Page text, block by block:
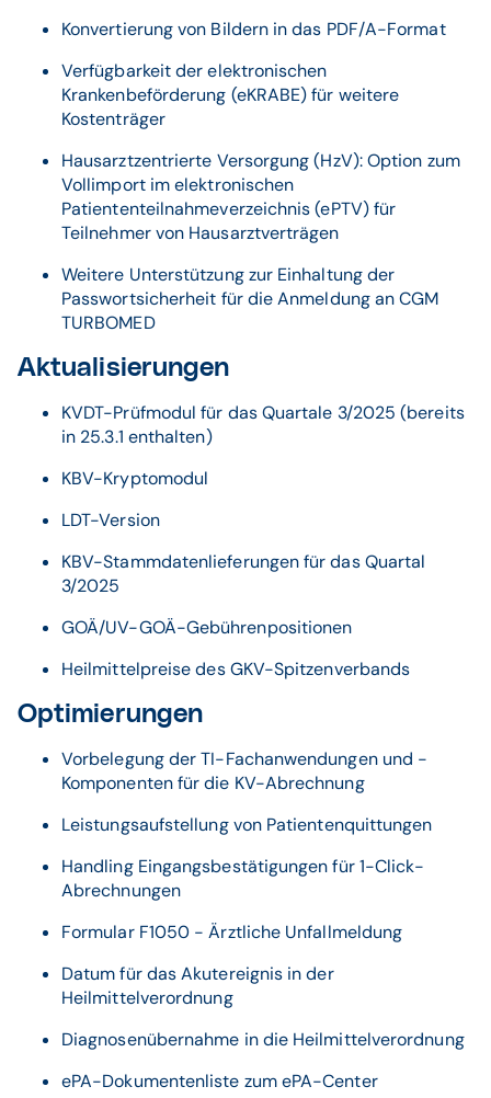
Konvertierung von Bildern in das PDF/A-Format
Verfügbarkeit der elektronischen
Krankenbeförderung (eKRABE) für weitere
Kostenträger
Hausarztzentrierte Versorgung (HzV): Option zum
Vollimport im elektronischen
Patiententeilnahmeverzeichnis (ePTV) für
Teilnehmer von Hausarztverträgen
Weitere Unterstützung zur Einhaltung der
Passwortsicherheit für die Anmeldung an CGM
TURBOMED
Aktualisierungen
KVDT-Prüfmodul für das Quartale 3/2025 (bereits
in 25.3.1 enthalten)
KBV-Kryptomodul
LDT-Version
KBV-Stammdatenlieferungen für das Quartal
3/2025
GOÄ/UV-GOÄ-Gebührenpositionen
Heilmittelpreise des GKV-Spitzenverbands
Optimierungen
Vorbelegung der TI-Fachanwendungen und -
Komponenten für die KV-Abrechnung
Leistungsaufstellung von Patientenquittungen
Handling Eingangsbestätigungen für 1-Click-
Abrechnungen
Formular F1050 - Ärztliche Unfallmeldung
Datum für das Akutereignis in der
Heilmittelverordnung
Diagnosenübernahme in die Heilmittelverordnung
ePA-Dokumentenliste zum ePA-Center